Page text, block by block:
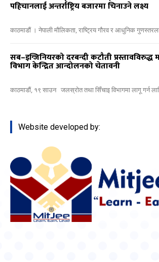
पहिचानलाई अन्तर्राष्ट्रिय बजारमा चिनाउने लक्ष्य
काठमाडौं । नेपाली मौलिकता, राष्ट्रिय गौरव र आधुनिक
सब–इन्जिनियरको दरबन्दी कटौती प्रस्तावविरुद्ध
विभाग केन्द्रित आन्दोलनको चेतावनी
काठमाडौं, १९ साउन जलस्रोत तथा सिँचाइ विभागमा लागू गर्न
Website developed by: